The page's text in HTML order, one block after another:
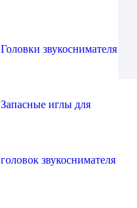
Головки звукоснимателя
Запасные иглы для
головок звукоснимателя